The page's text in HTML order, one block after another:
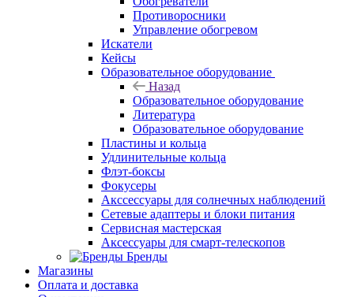
Противоросники
Управление обогревом
Искатели
Кейсы
Образовательное оборудование
Назад
Образовательное оборудование
Литература
Образовательное оборудование
Пластины и кольца
Удлинительные кольца
Флэт-боксы
Фокусеры
Акссессуары для солнечных наблюдений
Сетевые адаптеры и блоки питания
Сервисная мастерская
Аксессуары для смарт-телескопов
Бренды
Магазины
Оплата и доставка